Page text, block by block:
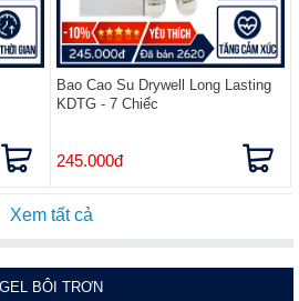
Bao Cao Su Drywell Long Lasting
KDTG - 7 Chiếc
245.000đ
Xem tất cả
GEL BÔI TRƠN